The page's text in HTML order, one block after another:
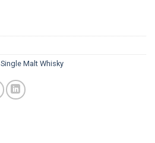
Single Malt Whisky